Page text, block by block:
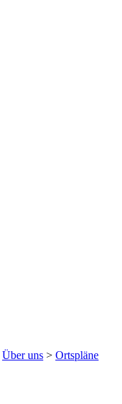
Über uns > Ortspläne